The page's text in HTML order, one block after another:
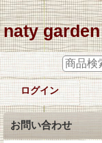
naty garden
ログイン
お問い合わせ